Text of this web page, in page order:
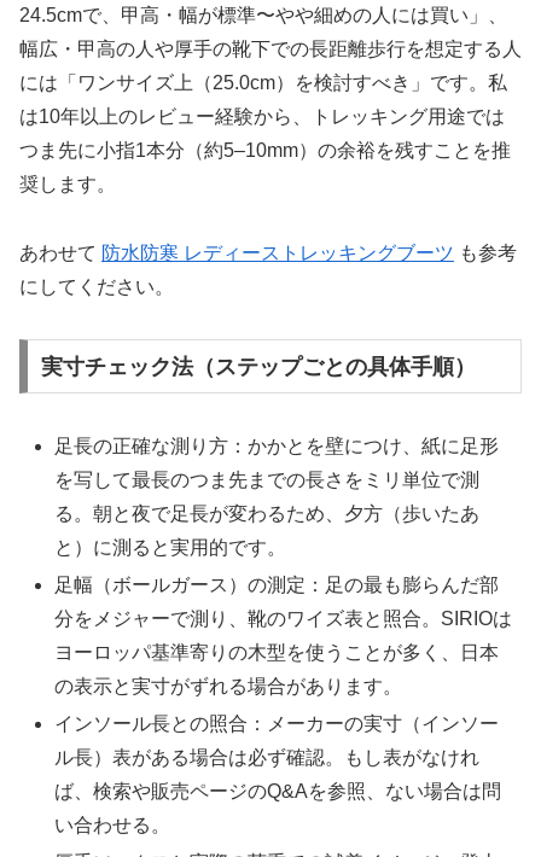
24.5cmで、甲高・幅が標準〜やや細めの人には買い」、
幅広・甲高の人や厚手の靴下での長距離歩行を想定する人
には「ワンサイズ上（25.0cm）を検討すべき」です。私
は10年以上のレビュー経験から、トレッキング用途では
つま先に小指1本分（約5–10mm）の余裕を残すことを推
奨します。
あわせて 防水防寒 レディーストレッキングブーツ も参考
にしてください。
実寸チェック法（ステップごとの具体手順）
足長の正確な測り方：かかとを壁につけ、紙に足形
を写して最長のつま先までの長さをミリ単位で測
る。朝と夜で足長が変わるため、夕方（歩いたあ
と）に測ると実用的です。
足幅（ボールガース）の測定：足の最も膨らんだ部
分をメジャーで測り、靴のワイズ表と照合。SIRIOは
ヨーロッパ基準寄りの木型を使うことが多く、日本
の表示と実寸がずれる場合があります。
インソール長との照合：メーカーの実寸（インソー
ル長）表がある場合は必ず確認。もし表がなけれ
ば、検索や販売ページのQ&Aを参照、ない場合は問
い合わせる。